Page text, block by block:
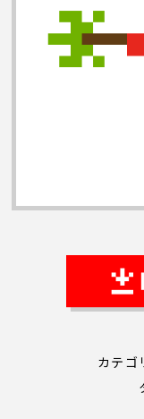
カテゴ